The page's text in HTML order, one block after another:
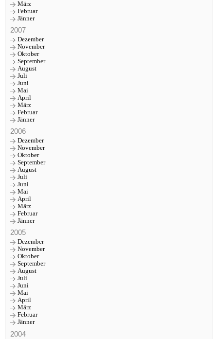
März
Februar
Jänner
2007
Dezember
November
Oktober
September
August
Juli
Juni
Mai
April
März
Februar
Jänner
2006
Dezember
November
Oktober
September
August
Juli
Juni
Mai
April
März
Februar
Jänner
2005
Dezember
November
Oktober
September
August
Juli
Juni
Mai
April
März
Februar
Jänner
2004